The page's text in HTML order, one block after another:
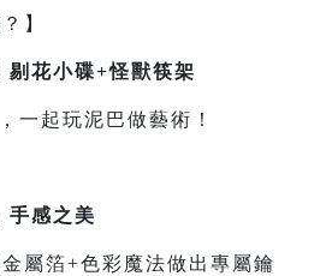
】
剔花小碟+怪獸筷架
一起玩泥巴做藝術！
手感之美
屬箔+色彩魔法做出專屬鑰